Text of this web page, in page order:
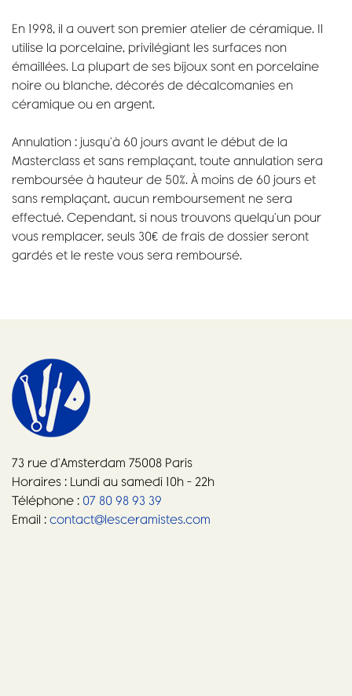
En 1998, il a ouvert son premier atelier de céramique. Il
utilise la porcelaine, privilégiant les surfaces non
émaillées. La plupart de ses bijoux sont en porcelaine
noire ou blanche, décorés de décalcomanies en
céramique ou en argent.
Annulation : jusqu’à 60 jours avant le début de la
Masterclass et sans remplaçant, toute annulation sera
remboursée à hauteur de 50%. À moins de 60 jours et
sans remplaçant, aucun remboursement ne sera
effectué. Cependant, si nous trouvons quelqu’un pour
vous remplacer, seuls 30€ de frais de dossier seront
gardés et le reste vous sera remboursé.
73 rue d’Amsterdam 75008 Paris
Horaires : Lundi au samedi 10h – 22h
Téléphone : 07 80 98 93 39
Email :contact@lesceramistes.com